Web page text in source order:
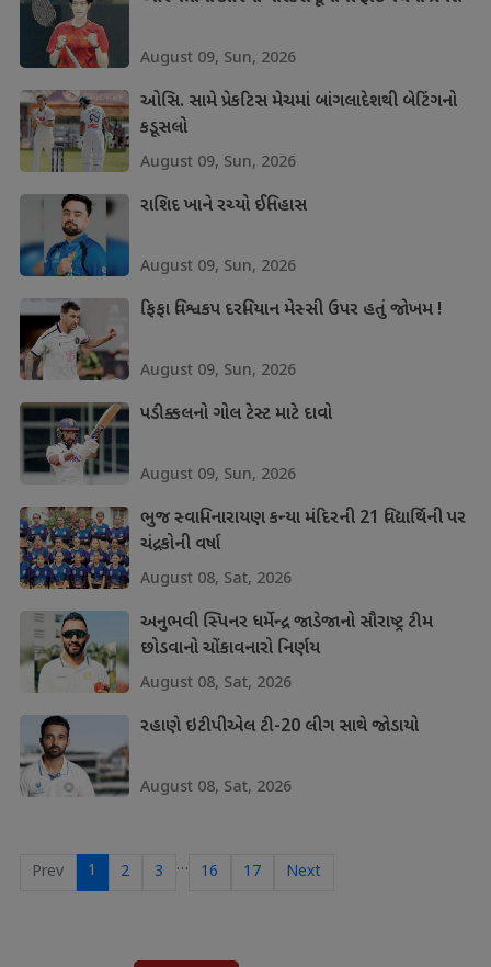
August 09, Sun, 2026
ઓસિ. સામે પ્રેકટિસ મેચમાં બાંગલાદેશથી બેટિંગનો
કડૂસલો
August 09, Sun, 2026
રાશિદ ખાને રચ્યો ઈતિહાસ
August 09, Sun, 2026
ફિફા વિશ્વકપ દરમિયાન મેસ્સી ઉપર હતું જોખમ !
August 09, Sun, 2026
પડીક્કલનો ગોલ ટેસ્ટ માટે દાવો
August 09, Sun, 2026
ભુજ સ્વામિનારાયણ કન્યા મંદિરની 21 વિદ્યાર્થિની પર
ચંદ્રકોની વર્ષા
August 08, Sat, 2026
અનુભવી સ્પિનર ધર્મેન્દ્ર જાડેજાનો સૌરાષ્ટ્ર ટીમ
છોડવાનો ચોંકાવનારો નિર્ણય
August 08, Sat, 2026
રહાણે ઇટીપીએલ ટી-20 લીગ સાથે જોડાયો
August 08, Sat, 2026
Prev 1 2 3 … 16 17 Next